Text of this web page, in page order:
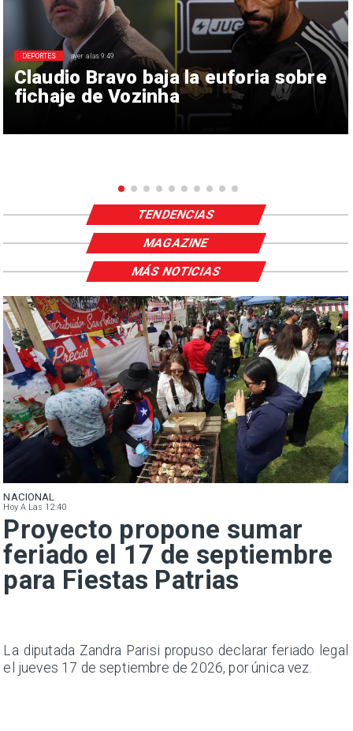
Claudio Bravo baja la euforia sobre
fichaje de Vozinha
DEPORTES ayer a las 9:49
TENDENCIAS
MAGAZINE
NACIONAL
Hoy A Las 12:40
Proyecto propone sumar
feriado el 17 de septiembre
para Fiestas Patrias
La diputada Zandra Parisi propuso declarar feriado legal
el jueves 17 de septiembre de 2026, por única vez.
MÁS NOTICIAS